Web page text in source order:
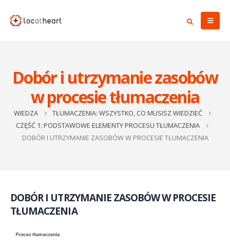
Dobór i utrzymanie zasobów
w procesie tłumaczenia
WIEDZA
TŁUMACZENIA: WSZYSTKO, CO MUSISZ WIEDZIEĆ
CZĘŚĆ 1: PODSTAWOWE ELEMENTY PROCESU TŁUMACZENIA
DOBÓR I UTRZYMANIE ZASOBÓW W PROCESIE TŁUMACZENIA
DOBÓR I UTRZYMANIE ZASOBÓW W PROCESIE
TŁUMACZENIA
Odtwarzacz